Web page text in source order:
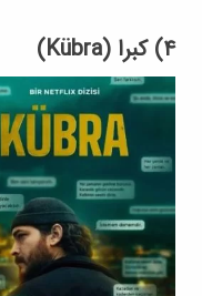
۴) کبرا (Kübra)